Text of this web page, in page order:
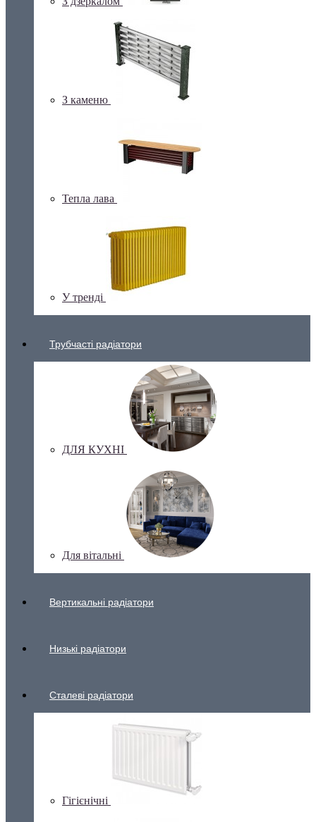
З каменю
Тепла лава
У тренді
Трубчасті радіатори
ДЛЯ КУХНІ
Для вітальні
Вертикальні радіатори
Низькі радіатори
Сталеві радіатори
Гігієнічні